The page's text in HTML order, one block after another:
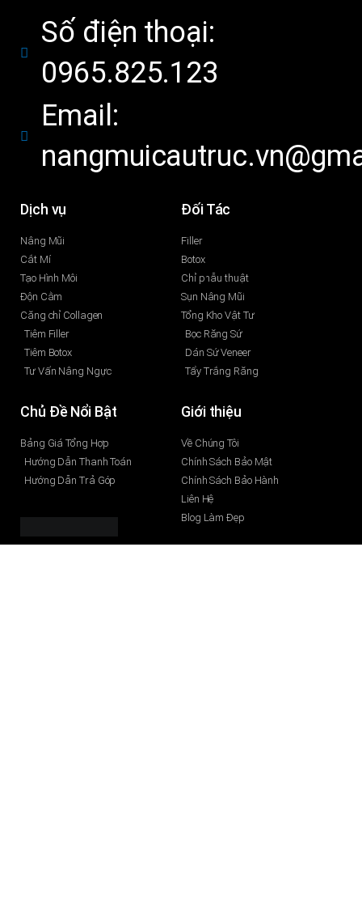
Số điện thoại:
0965.825.123
Email:
Dịch vụ
Nâng Mũi
Cắt Mí
Tạo Hình Môi
Độn Cằm
Căng chỉ Collagen
Tiêm Filler
Tiêm Botox
Tư Vấn Nâng Ngực
Đối Tác
Filler
Botox
Chỉ phẫu thuật
Sụn Nâng Mũi
Tổng Kho Vật Tư
Bọc Răng Sứ
Dán Sứ Veneer
Tẩy Trắng Răng
Chủ Đề Nổi Bật
Bảng Giá Tổng Hợp
Hướng Dẫn Thanh Toán
Hướng Dẫn Trả Góp
Giới thiệu
Về Chúng Tôi
Chính Sách Bảo Mật
Chính Sách Bảo Hành
Liên Hệ
Blog Làm Đẹp